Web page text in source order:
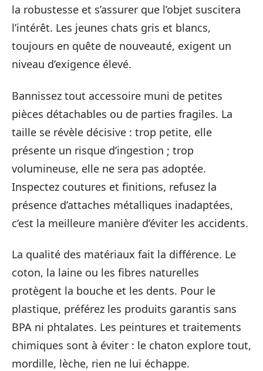
la robustesse et s’assurer que l’objet suscitera
l’intérêt. Les jeunes chats gris et blancs,
toujours en quête de nouveauté, exigent un
niveau d’exigence élevé.
Bannissez tout accessoire muni de petites
pièces détachables ou de parties fragiles. La
taille se révèle décisive : trop petite, elle
présente un risque d’ingestion ; trop
volumineuse, elle ne sera pas adoptée.
Inspectez coutures et finitions, refusez la
présence d’attaches métalliques inadaptées,
c’est la meilleure manière d’éviter les accidents.
La qualité des matériaux fait la différence. Le
coton, la laine ou les fibres naturelles
protègent la bouche et les dents. Pour le
plastique, préférez les produits garantis sans
BPA ni phtalates. Les peintures et traitements
chimiques sont à éviter : le chaton explore tout,
mordille, lèche, rien ne lui échappe.